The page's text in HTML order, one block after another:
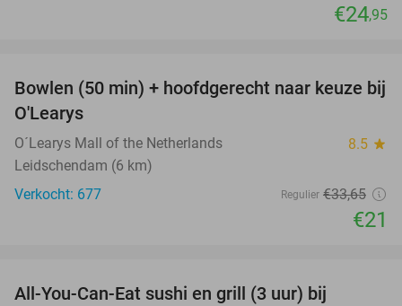
€24,95
38%
Bowlen (50 min) + hoofdgerecht naar keuze bij
O'Learys
O´Learys Mall of the Netherlands 8.5 star
Leidschendam (6 km)
Verkocht: 677
Regulier €33,65
€21
All-You-Can-Eat sushi en grill (3 uur) bij